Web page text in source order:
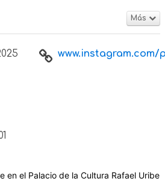
Más
www.instagram.com/
en el Palacio de la Cultura Rafael Uribe